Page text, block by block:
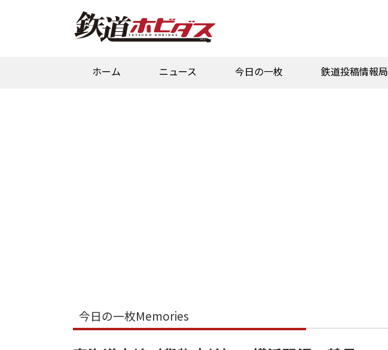
ホーム ニュース 今日の一枚 鉄道投稿情報局
今日の一枚Memories